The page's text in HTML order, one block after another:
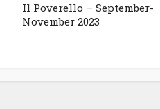
Il Poverello – September-
November 2023